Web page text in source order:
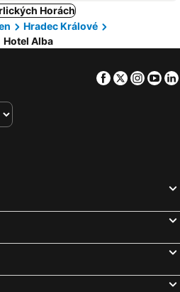
Horách
Hradec Králové
Hotel Alba
Facebook
Twitter